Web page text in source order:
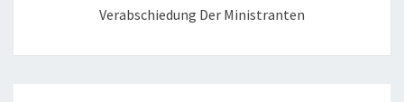
Verabschiedung Der Ministranten